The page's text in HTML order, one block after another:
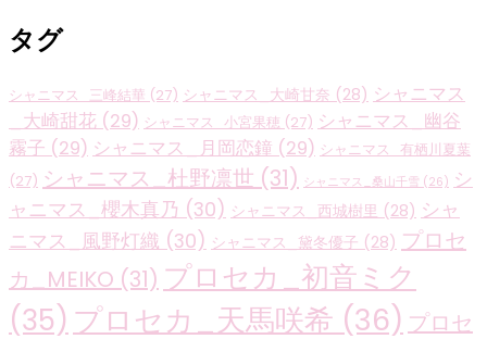
タグ
シャニマス_三峰結華 (27) シャニマス_大崎甘奈 (28) シャニマス
_大崎甜花 (29) シャニマス_小宮果穂 (27) シャニマス_幽谷
霧子 (29) シャニマス_月岡恋鐘 (29) シャニマス_有栖川夏葉
(27) シャニマス_杜野凛世 (31) シャニマス_桑山千雪 (26) シ
ャニマス_櫻木真乃 (30) シャニマス_西城樹里 (28) シャ
ニマス_風野灯織 (30) シャニマス_黛冬優子 (28) プロセ
カ_MEIKO (31) プロセカ_初音ミク
(35) プロセカ_天馬咲希 (36) プロセ